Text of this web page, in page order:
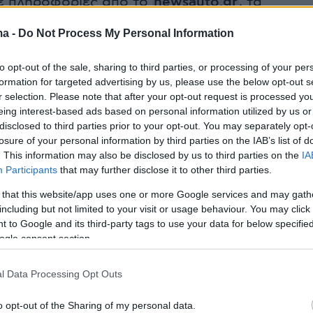
- Do Not Process My Personal Information
opt-out of the sale, sharing to third parties, or processing of your
for targeted advertising by us, please use the below opt-out
selection. Please note that after your opt-out request is processed
interest-based ads based on personal information utilized by us
to third parties prior to your opt-out. You may separately
of your personal information by third parties on the IAB’s list of
This information may also be disclosed by us to third parties on the
Participants that may further disclose it to other third parties.
that this website/app uses one or more Google services and may
but not limited to your visit or usage behaviour. You may
to Google and its third-party tags to use your data for below
consent section.
Data Processing Opt Outs
opt-out of the Sharing of my personal data.
σε περίπτωση υποτροπής.
τον αριθμό κυκλοφορίας στο μητρώο
ΑΑΔΕ, θα παρέχονται δημόσιες
(open data) σχετικά με την κατάσταση
των οχημάτων για τα οποία έχει
κυκλοφορίας στην Ελλάδα, την τρέχουσα
τους, τυχόν δήλωσή τους ως
ή κλαπέντων.
αριθμού του σημείου ακινητοποίησης του